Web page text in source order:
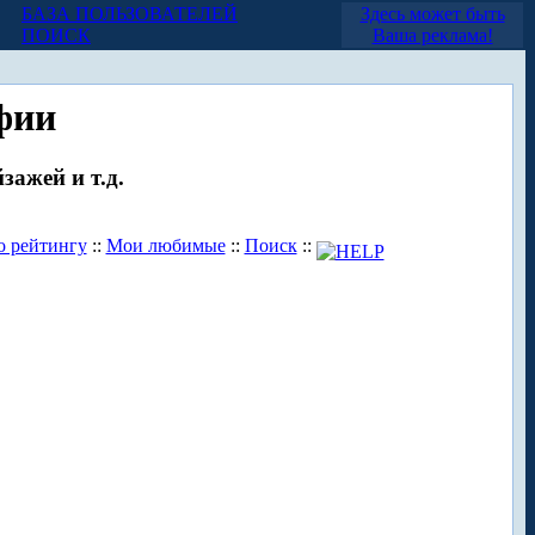
БАЗА ПОЛЬЗОВАТЕЛЕЙ
ПОИСК
Здесь может быть
Ваша реклама!
и т.д.
рейтингу:: Мои любимые:: Поиск::